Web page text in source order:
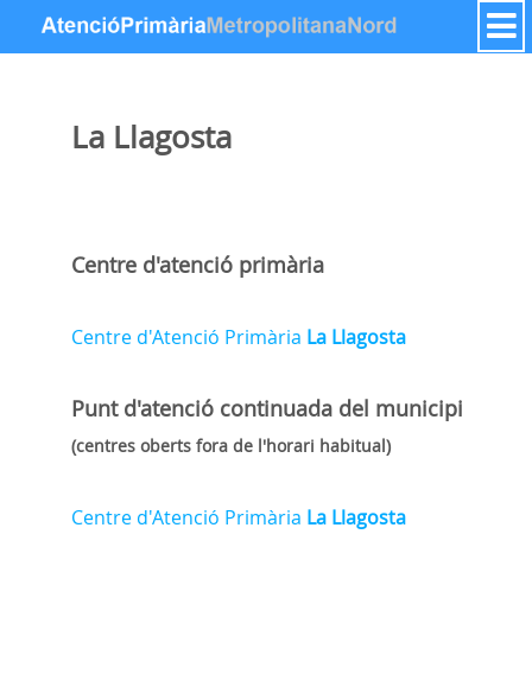
Saltar al contenido
La Llagosta
Centre d'atenció primària
Centre d'Atenció Primària La Llagosta
Punt d'atenció continuada del municipi
(centres oberts fora de l'horari habitual)
Centre d'Atenció Primària La Llagosta